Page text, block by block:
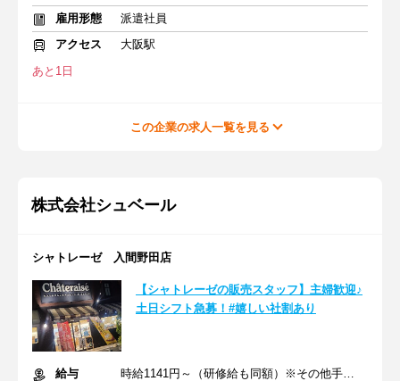
雇用形態
派遣社員
アクセス
大阪駅
あと1日
この企業の求人一覧を見る
株式会社シュベール
シャトレーゼ 入間野田店
【シャトレーゼの販売スタッフ】主婦歓迎♪
土日シフト急募！#嬉しい社割あり
給与
時給1141円～（研修給も同額）※その他手当あり